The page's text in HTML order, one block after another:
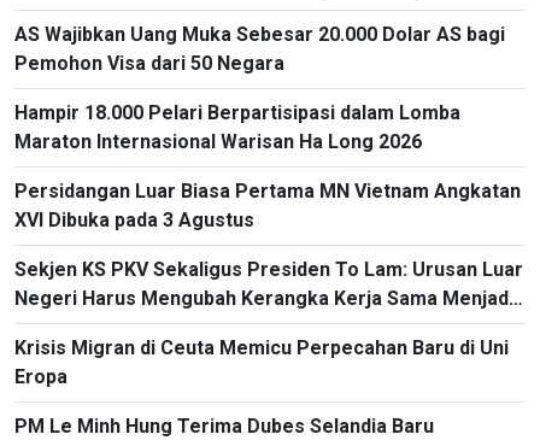
Impor
AS Wajibkan Uang Muka Sebesar 20.000 Dolar AS bagi
Pemohon Visa dari 50 Negara
Hampir 18.000 Pelari Berpartisipasi dalam Lomba
Maraton Internasional Warisan Ha Long 2026
Persidangan Luar Biasa Pertama MN Vietnam Angkatan
XVI Dibuka pada 3 Agustus
Sekjen KS PKV Sekaligus Presiden To Lam: Urusan Luar
Negeri Harus Mengubah Kerangka Kerja Sama Menjadi
Proyek-Proyek Konkret dan Menganggap Efektivitas
yang Substansial sebagai Tolok Ukur
Krisis Migran di Ceuta Memicu Perpecahan Baru di Uni
Eropa
PM Le Minh Hung Terima Dubes Selandia Baru